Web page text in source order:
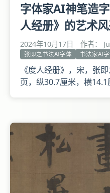
字体家AI神笔造
人经册》的艺术风
2024年10月17日 作者：
张即之书法AI字体 书法家AI
《度人经册》，宋，张
页，纵30.7厘米，横
跋一段。 《度人经》是道教经名，通称《元始无量
度人上品妙经》